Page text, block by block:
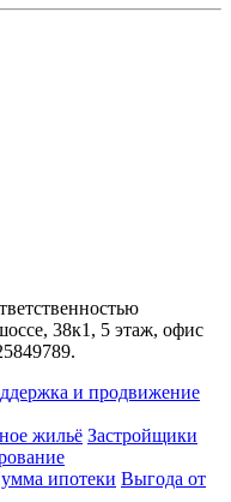
38к1, 5 этаж, офис
и продвижение
жильё Застройщики
ипотеки Выгода от